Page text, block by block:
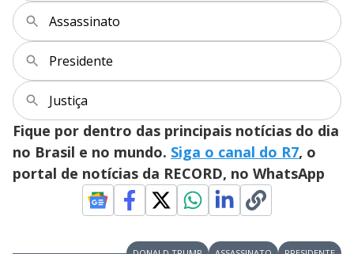
Assassinato
Presidente
Justiça
Fique por dentro das principais notícias do dia
no Brasil e no mundo. Siga o canal do R7, o
portal de notícias da RECORD, no WhatsApp